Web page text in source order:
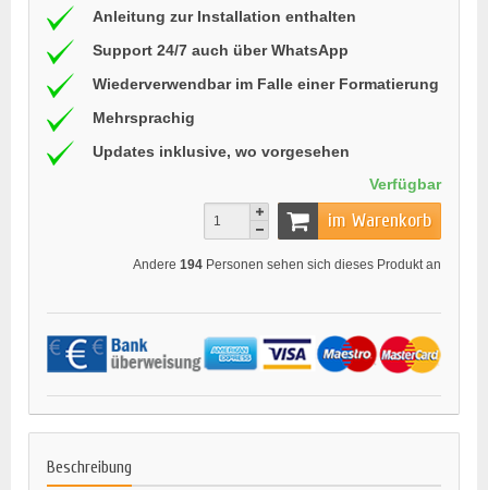
Anleitung zur Installation enthalten
Support 24/7 auch über WhatsApp
Wiederverwendbar im Falle einer Formatierung
Mehrsprachig
Updates inklusive, wo vorgesehen
Verfügbar
im Warenkorb
Andere 194 Personen sehen sich dieses Produkt an
Beschreibung